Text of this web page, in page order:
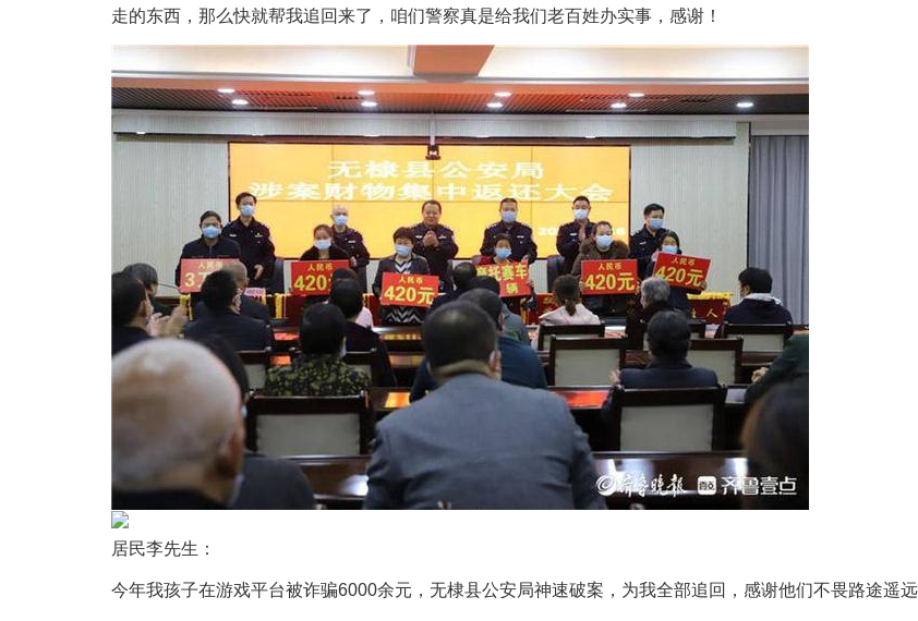
走的东西，那么快就帮我追回来了，咱们警察真是给我们老百姓办实事，感谢！
居民李先生：
今年我孩子在游戏平台被诈骗6000余元，无棣县公安局神速破案，为我全部追回，感谢他们不畏路途遥